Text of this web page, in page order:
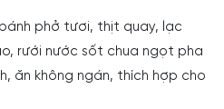
phở tươi, thịt quay, lạc
rưới nước sốt chua ngọt pha
ăn không ngán, thích hợp cho